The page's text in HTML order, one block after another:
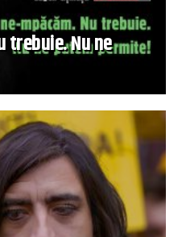
trebuie. Nu ne